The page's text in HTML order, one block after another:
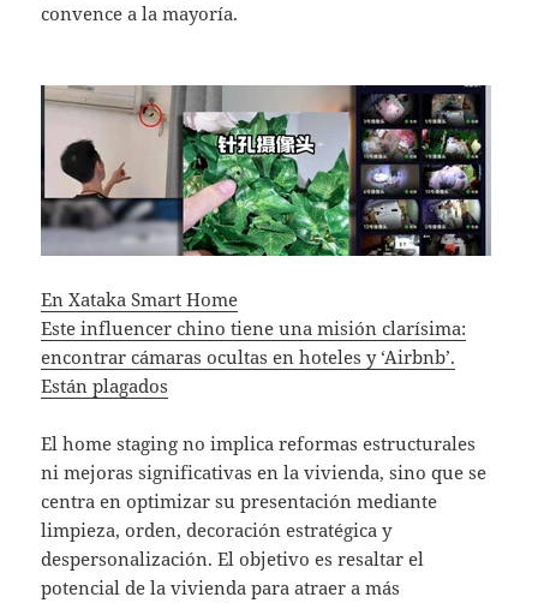
convence a la mayoría.
En Xataka Smart Home
Este influencer chino tiene una misión clarísima:
encontrar cámaras ocultas en hoteles y ‘Airbnb’.
Están plagados
El home staging no implica reformas estructurales
ni mejoras significativas en la vivienda, sino que se
centra en optimizar su presentación mediante
limpieza, orden, decoración estratégica y
despersonalización. El objetivo es resaltar el
potencial de la vivienda para atraer a más